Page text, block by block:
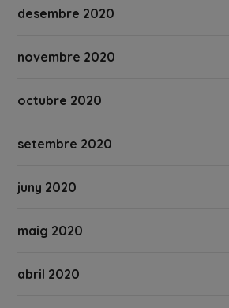
desembre 2020
novembre 2020
octubre 2020
setembre 2020
juny 2020
maig 2020
abril 2020